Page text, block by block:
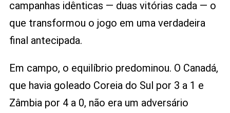
campanhas idênticas — duas vitórias cada — o
que transformou o jogo em uma verdadeira
final antecipada.
Em campo, o equilíbrio predominou. O Canadá,
que havia goleado Coreia do Sul por 3 a 1 e
Zâmbia por 4 a 0, não era um adversário